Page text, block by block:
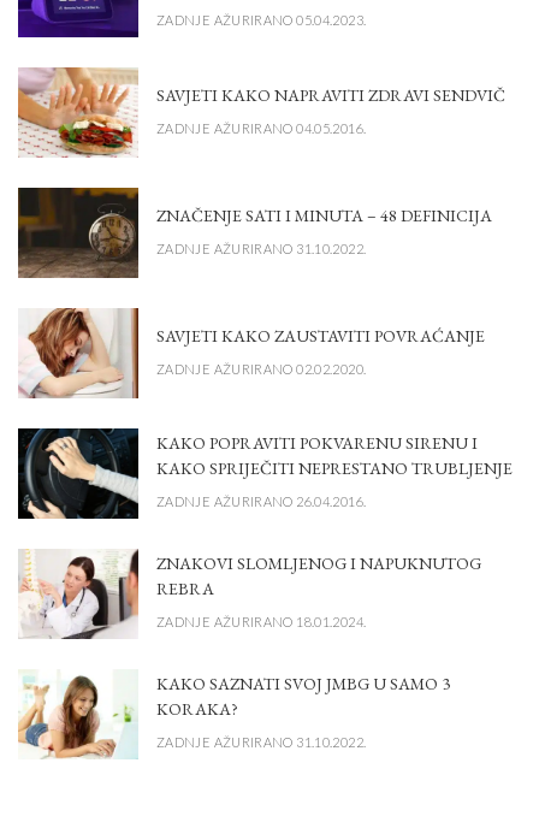
ZADNJE AŽURIRANO 05.04.2023.
SAVJETI KAKO NAPRAVITI ZDRAVI SENDVIČ
ZADNJE AŽURIRANO 04.05.2016.
ZNAČENJE SATI I MINUTA – 48 DEFINICIJA
ZADNJE AŽURIRANO 31.10.2022.
SAVJETI KAKO ZAUSTAVITI POVRAĆANJE
ZADNJE AŽURIRANO 02.02.2020.
KAKO POPRAVITI POKVARENU SIRENU I
KAKO SPRIJEČITI NEPRESTANO TRUBLJENJE
ZADNJE AŽURIRANO 26.04.2016.
ZNAKOVI SLOMLJENOG I NAPUKNUTOG
REBRA
ZADNJE AŽURIRANO 18.01.2024.
KAKO SAZNATI SVOJ JMBG U SAMO 3
KORAKA?
ZADNJE AŽURIRANO 31.10.2022.